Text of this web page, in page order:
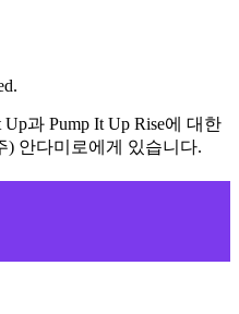
과 Pump It Up Rise에 대한
) 안다미로에게 있습니다.